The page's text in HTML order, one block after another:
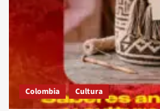
Colombia Cultura